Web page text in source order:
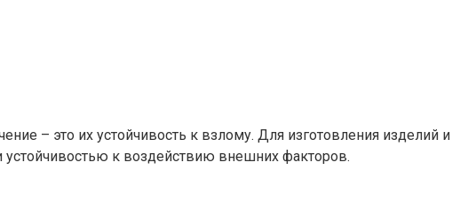
– это их устойчивость к взлому. Для изготовления изделий
к воздействию внешних факторов.